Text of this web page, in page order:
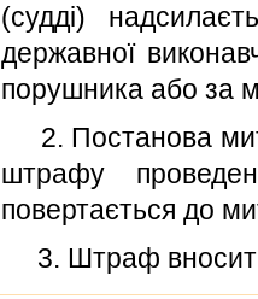
(суддi)
державної
порушника або за
2. Постанова
штрафу
повертається до
3. Штраф